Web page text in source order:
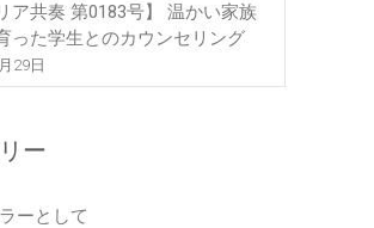
ア共奏 第0183号】 温かい家族
った学生とのカウンセリング
29日
ー
ーとして